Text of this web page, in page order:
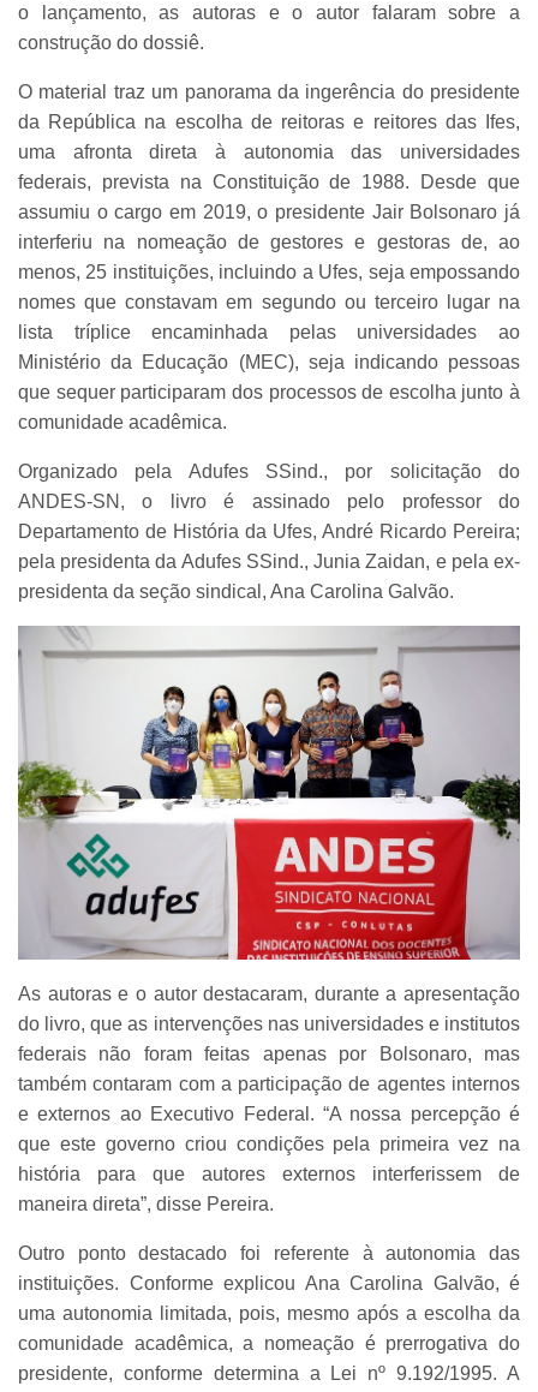
o lançamento, as autoras e o autor falaram sobre a
construção do dossiê.
O material traz um panorama da ingerência do presidente
da República na escolha de reitoras e reitores das Ifes,
uma afronta direta à autonomia das universidades
federais, prevista na Constituição de 1988. Desde que
assumiu o cargo em 2019, o presidente Jair Bolsonaro já
interferiu na nomeação de gestores e gestoras de, ao
menos, 25 instituições, incluindo a Ufes, seja empossando
nomes que constavam em segundo ou terceiro lugar na
lista tríplice encaminhada pelas universidades ao
Ministério da Educação (MEC), seja indicando pessoas
que sequer participaram dos processos de escolha junto à
comunidade acadêmica.
Organizado pela Adufes SSind., por solicitação do
ANDES-SN, o livro é assinado pelo professor do
Departamento de História da Ufes, André Ricardo Pereira;
pela presidenta da Adufes SSind., Junia Zaidan, e pela ex-
presidenta da seção sindical, Ana Carolina Galvão.
As autoras e o autor destacaram, durante a apresentação
do livro, que as intervenções nas universidades e institutos
federais não foram feitas apenas por Bolsonaro, mas
também contaram com a participação de agentes internos
e externos ao Executivo Federal. “A nossa percepção é
que este governo criou condições pela primeira vez na
história para que autores externos interferissem de
maneira direta”, disse Pereira.
Outro ponto destacado foi referente à autonomia das
instituições. Conforme explicou Ana Carolina Galvão, é
uma autonomia limitada, pois, mesmo após a escolha da
comunidade acadêmica, a nomeação é prerrogativa do
presidente, conforme determina a Lei nº 9.192/1995. A